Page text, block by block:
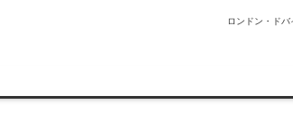
ロンドン・ド